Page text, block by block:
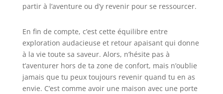
partir à l’aventure ou d’y revenir pour se ressourcer.
En fin de compte, c’est cette équilibre entre
exploration audacieuse et retour apaisant qui donne
à la vie toute sa saveur. Alors, n’hésite pas à
t’aventurer hors de ta zone de confort, mais n’oublie
jamais que tu peux toujours revenir quand tu en as
envie. C’est comme avoir une maison avec une porte